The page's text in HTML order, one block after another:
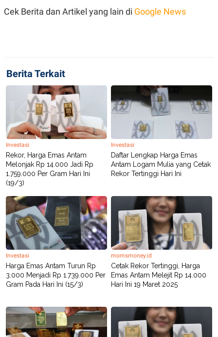
DA
A
N
G
N
C
E
T
A
K
N
E
M
T
E
N
E
P
P
E
R
A
D
E
R
T
S
I
N
G
K
G
M
I
A
.
I
Cek Berita dan Artikel yang lain di Google News
Berita Terkait
Investasi
Rekor, Harga Emas Antam
Melonjak Rp 14.000 Jadi Rp
1.759.000 Per Gram Hari Ini
(19/3)
Investasi
Daftar Lengkap Harga Emas
Antam Logam Mulia yang Cetak
Rekor Tertinggi Hari Ini
Investasi
Harga Emas Antam Turun Rp
3.000 Menjadi Rp 1.739.000 Per
Gram Pada Hari Ini (15/3)
momsmoney.id
Cetak Rekor Tertinggi, Harga
Emas Antam Melejit Rp 14.000
Hari Ini 19 Maret 2025